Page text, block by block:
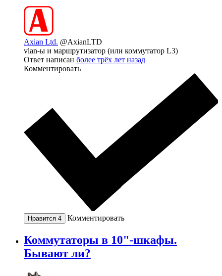
Axian Ltd. @AxianLTD
vlan-ы и маршрутизатор (или коммутатор L3)
Ответ написан более трёх лет назад
Комментировать
Нравится 4 Комментировать
Коммутаторы в 10"-шкафы.
Бывают ли?